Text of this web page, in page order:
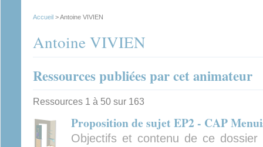
Accueil > Antoine VIVIEN
Antoine VIVIEN
Ressources publiées par cet animateur
Ressources 1 à 50 sur 163
Proposition de sujet EP2 - CAP
Objectifs et contenu de ce dossier